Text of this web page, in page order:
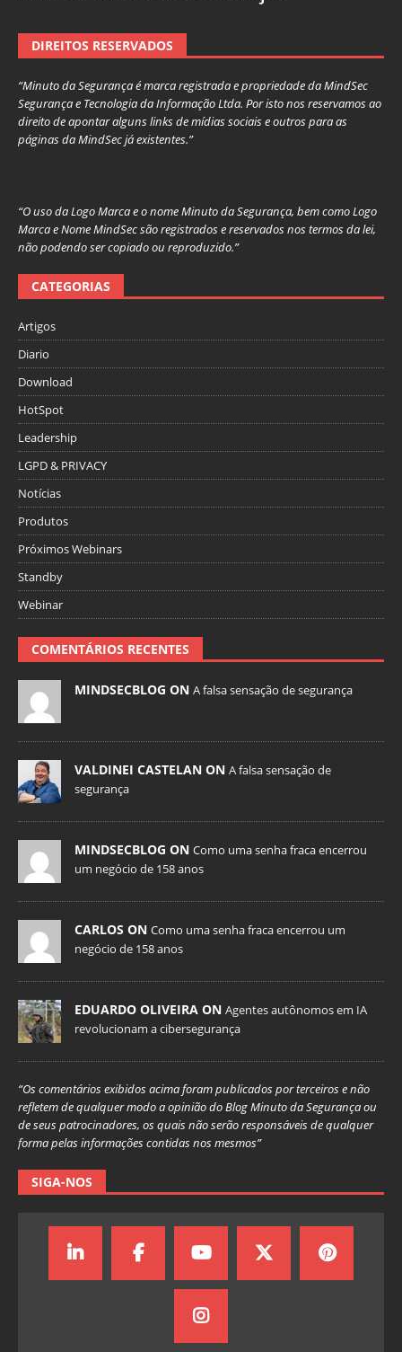
DIREITOS RESERVADOS
“Minuto da Segurança é marca registrada e propriedade da MindSec
Segurança e Tecnologia da Informação Ltda. Por isto nos reservamos ao
direito de apontar alguns links de mídias sociais e outros para as
páginas da MindSec já existentes.”
“O uso da Logo Marca e o nome Minuto da Segurança, bem como Logo
Marca e Nome MindSec são registrados e reservados nos termos da lei,
não podendo ser copiado ou reproduzido.”
CATEGORIAS
Artigos
Diario
Download
HotSpot
Leadership
LGPD & PRIVACY
Notícias
Produtos
Próximos Webinars
Standby
Webinar
COMENTÁRIOS RECENTES
MINDSECBLOG ON A falsa sensação de segurança
VALDINEI CASTELAN ON A falsa sensação de
segurança
MINDSECBLOG ON Como uma senha fraca encerrou
um negócio de 158 anos
CARLOS ON Como uma senha fraca encerrou um
negócio de 158 anos
EDUARDO OLIVEIRA ON Agentes autônomos em IA
revolucionam a cibersegurança
“Os comentários exibidos acima foram publicados por terceiros e não
refletem de qualquer modo a opinião do Blog Minuto da Segurança ou
de seus patrocinadores, os quais não serão responsáveis de qualquer
forma pelas informações contidas nos mesmos”
SIGA-NOS